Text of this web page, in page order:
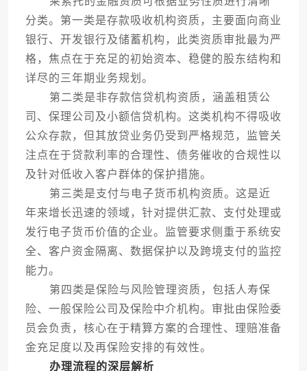
分类。第一类是存款吸收机构资质，主要面向商业
银行、开发银行及储蓄机构，此类资质审批最为严
格，焦点在于充足的初始资本、稳健的股东结构和
详尽的三年期业务规划。
第二类是非存款信贷机构资质，涵盖租赁公
司、保理公司及小额信贷机构。这类机构不得吸收
公众存款，但其放贷业务仍受到严格规范，监管关
注点在于贷款利率的合理性、债务催收的合规性以
及针对低收入客户群体的保护措施。
第三类是支付与电子货币机构资质。这是近
年来增长迅速的领域，针对提供汇款、支付处理或
发行电子货币价值的企业。监管要求侧重于系统安
全、客户资金隔离、数据保护以及跨境支付的监控
能力。
第四类是保险与风险管理资质，包括人寿保
险、一般保险公司及保险中介机构。审批由保险委
员会负责，核心在于精算方案的合理性、理赔准备
金充足度以及再保险安排的有效性。
办理流程的深层解析